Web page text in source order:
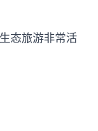
态旅游非常活